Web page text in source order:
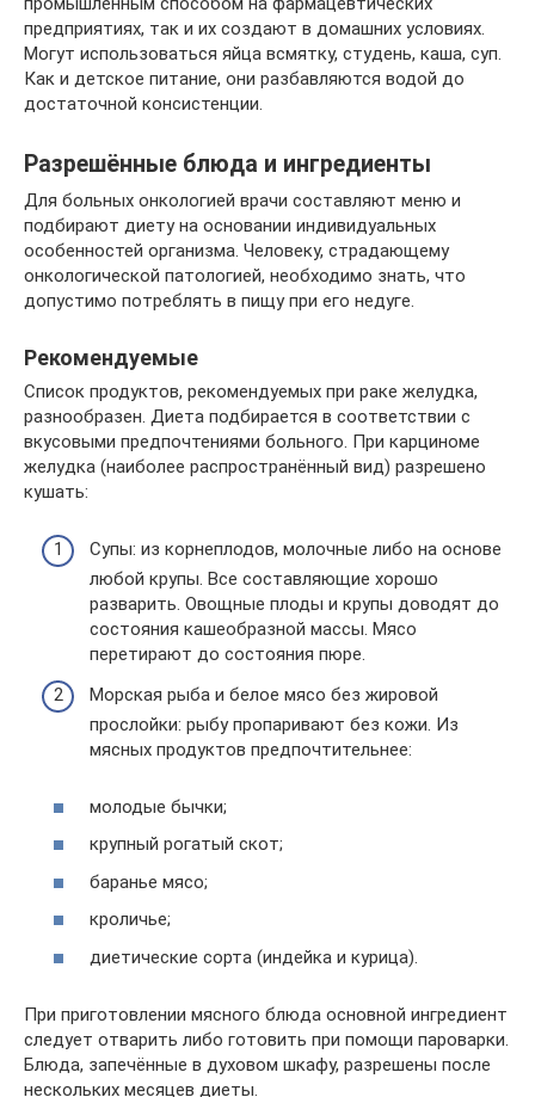
предприятиях, так и их создают в домашних условиях.
Могут использоваться яйца всмятку, студень, каша, суп.
Как и детское питание, они разбавляются водой до
достаточной консистенции.
Разрешённые блюда и ингредиенты
Для больных онкологией врачи составляют меню и
подбирают диету на основании индивидуальных
особенностей организма. Человеку, страдающему
онкологической патологией, необходимо знать, что
допустимо потреблять в пищу при его недуге.
Рекомендуемые
Список продуктов, рекомендуемых при раке желудка,
разнообразен. Диета подбирается в соответствии с
вкусовыми предпочтениями больного. При карциноме
желудка (наиболее распространённый вид) разрешено
кушать:
Супы: из корнеплодов, молочные либо на основе
любой крупы. Все составляющие хорошо
разварить. Овощные плоды и крупы доводят до
состояния кашеобразной массы. Мясо
перетирают до состояния пюре.
Морская рыба и белое мясо без жировой
прослойки: рыбу пропаривают без кожи. Из
мясных продуктов предпочтительнее:
молодые бычки;
крупный рогатый скот;
баранье мясо;
кроличье;
диетические сорта (индейка и курица).
При приготовлении мясного блюда основной ингредиент
следует отварить либо готовить при помощи пароварки.
Блюда, запечённые в духовом шкафу, разрешены после
нескольких месяцев диеты.